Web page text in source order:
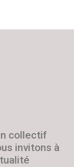
collectif
invitons à